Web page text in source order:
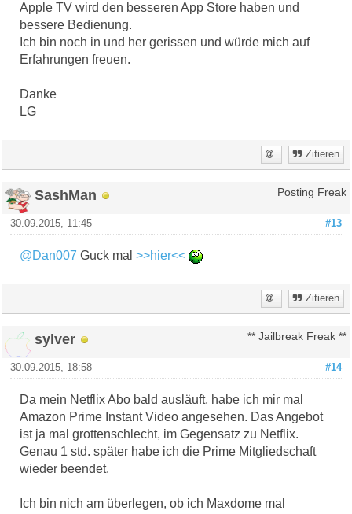
Apple TV wird den besseren App Store haben und
bessere Bedienung.
Ich bin noch in und her gerissen und würde mich auf
Erfahrungen freuen.
Danke
LG
Zitieren
SashMan Posting Freak
#13
30.09.2015, 11:45
@Dan007 Guck mal>>hier<<
Zitieren
sylver ** Jailbreak Freak **
#14
30.09.2015, 18:58
Da mein Netflix Abo bald ausläuft, habe ich mir mal
Amazon Prime Instant Video angesehen. Das Angebot
ist ja mal grottenschlecht, im Gegensatz zu Netflix.
Genau 1 std. später habe ich die Prime Mitgliedschaft
wieder beendet.
Ich bin nich am überlegen, ob ich Maxdome mal